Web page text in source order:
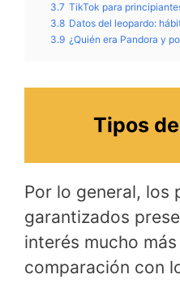
3.7 TikTok para
3.8 Datos del leopardo:
3.9 ¿Quién era Pandora y
Tipos
Por lo general, los
garantizados
interés mucho
comparación con